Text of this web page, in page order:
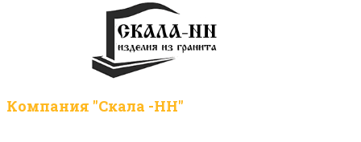
Компания "Скала -НН"